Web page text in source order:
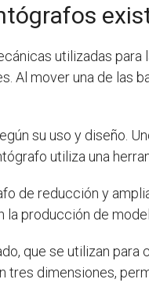
utilizadas
Al mover una de las
su uso y diseño.
utiliza una
de reducción y
producción de
que se utilizan
tres dimensiones,